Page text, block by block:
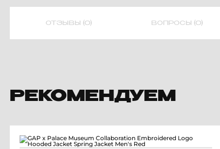
ОТЗЫВЫ (0) ВОПРОСЫ (0)
РЕКОМЕНДУЕМ